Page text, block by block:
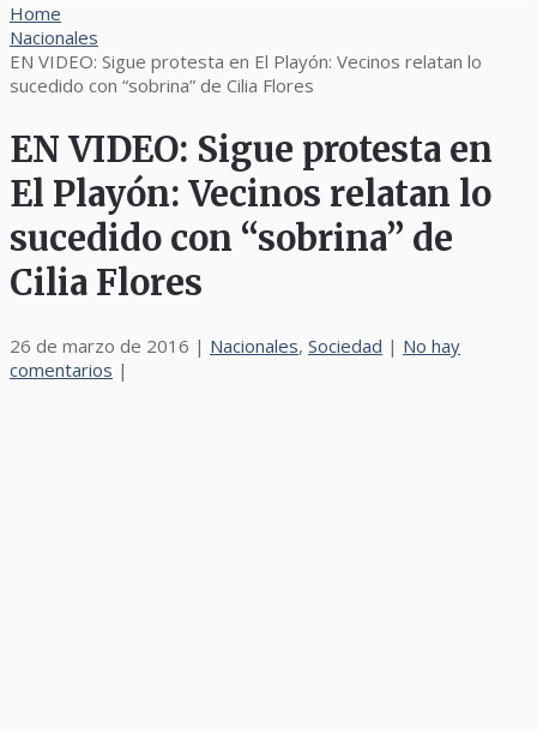
Home
Nacionales
EN VIDEO: Sigue protesta en El Playón: Vecinos relatan lo
sucedido con “sobrina” de Cilia Flores
EN VIDEO: Sigue protesta en
El Playón: Vecinos relatan lo
sucedido con “sobrina” de
Cilia Flores
26 de marzo de 2016 | Nacionales, Sociedad | No hay
comentarios |